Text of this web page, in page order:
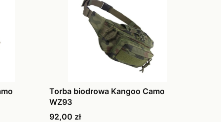
Torba biodrowa Kangoo Camo
WZ93
Cena
92,00 zł